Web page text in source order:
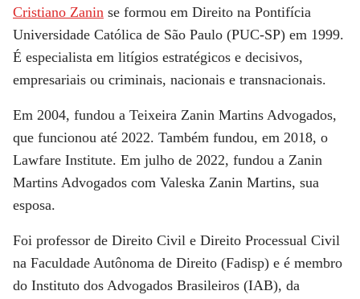
Cristiano Zanin se formou em Direito na Pontifícia
Universidade Católica de São Paulo (PUC-SP) em 1999.
É especialista em litígios estratégicos e decisivos,
empresariais ou criminais, nacionais e transnacionais.
Em 2004, fundou a Teixeira Zanin Martins Advogados,
que funcionou até 2022. Também fundou, em 2018, o
Lawfare Institute. Em julho de 2022, fundou a Zanin
Martins Advogados com Valeska Zanin Martins, sua
esposa.
Foi professor de Direito Civil e Direito Processual Civil
na Faculdade Autônoma de Direito (Fadisp) e é membro
do Instituto dos Advogados Brasileiros (IAB), da